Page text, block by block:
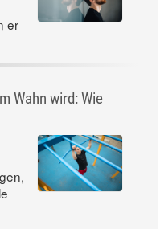
er
Wahn wird: Wie